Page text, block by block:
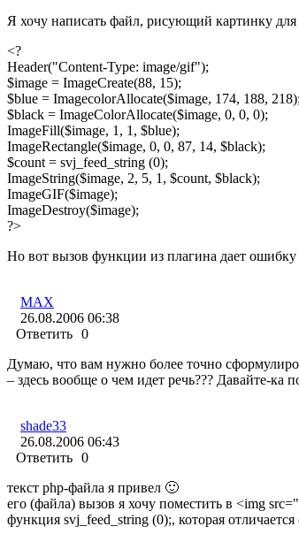
Я хочу написать файл, рисующий картинку для
<?
Header("Content-Type: image/gif");
$image = ImageCreate(88, 15);
$blue = ImagecolorAllocate($image, 174, 188,
$black = ImageColorAllocate($image, 0, 0, 0);
ImageFill($image, 1, 1, $blue);
ImageRectangle($image, 0, 0, 87, 14, $black);
$count = svj_feed_string (0);
ImageString($image, 2, 5, 1, $count, $black);
ImageGIF($image);
ImageDestroy($image);
?>
Но вот вызов функции из плагина дает
MAX
26.08.2006 06:38
Ответить 0
Думаю, что вам нужно более точно
– здесь вообще о чем идет речь??? Давайте-ка
shade33
26.08.2006 06:43
Ответить 0
текст php-файла я привел 🙂
его (файла) вызов я хочу поместить в <img
функция svj_feed_string (0);, которая